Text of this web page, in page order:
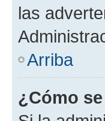
las
Arriba
¿Cómo